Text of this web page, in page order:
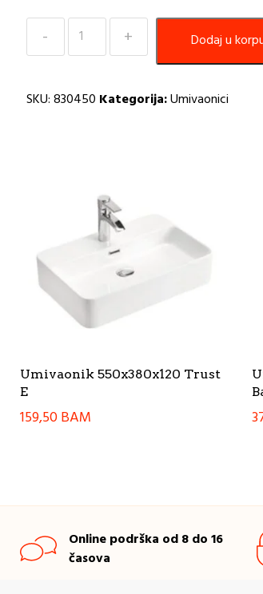
Umivaonik
55x38
HE
Dodaj u
SKU:830450 Kategorija:Umivaonici
Umivaonik 550x380x120 Trust
E
159,50BAM
Online podrška od 8 do 16
časova